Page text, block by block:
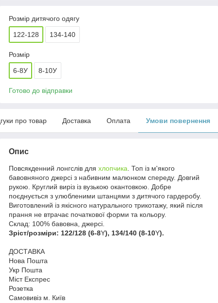
Розмір дитячого одягу
122-128 134-140
Розмір
6-8У 8-10У
Готово до відправки
про товар Доставка Оплата Умови повернення
Опис
Повсякденний лонгслів для хлопчика . Топ із м'якого
бавовняного джерсі з набивним малюнком спереду. Довгий
рукою. Круглий виріз із вузькою окантовкою. Добре
поєднується з улюбленими штанцями з дитячого гардеробу.
Виготовлений із якісного натурального трикотажу, який після
прання не втрачає початкової форми та кольору.
Склад: 100% бавовна, джерсі.
Зріст/розміри: 122/128 (6-8Y), 134/140 (8-10Y).
ДОСТАВКА
Нова Пошта
Укр Пошта
Міст Експрес
Розетка
Самовивіз м. Київ